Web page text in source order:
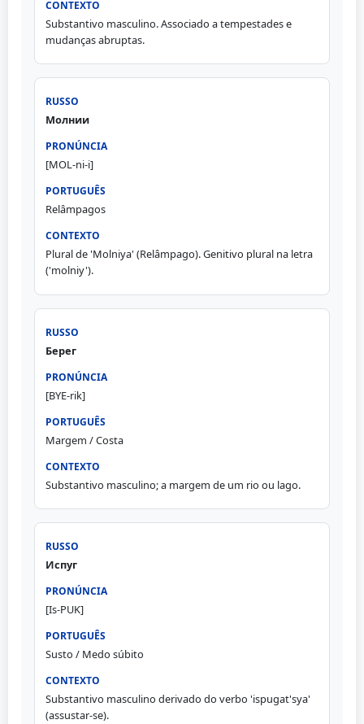
Substantivo masculino. Associado a tempestades e
mudanças abruptas.
Молнии
[MOL-ni-i]
Relâmpagos
Plural de 'Molniya' (Relâmpago). Genitivo plural na letra
('molniy').
Берег
[BYE-rik]
Margem / Costa
Substantivo masculino; a margem de um rio ou lago.
Испуг
[Is-PUK]
Susto / Medo súbito
Substantivo masculino derivado do verbo 'ispugat'sya'
(assustar-se).